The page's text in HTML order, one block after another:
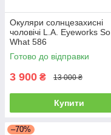
Окуляри солнцезахисні
чоловічі L.A. Eyeworks So
What 586
Готово до відправки
3 900 ₴ 13 000 ₴
Купити
–70%